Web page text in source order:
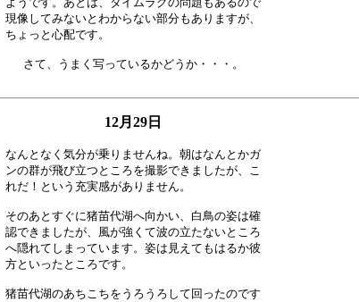
現像してみないとわからない部分もありますが、
ちょっと心配です。
さて、うまく写っているかどうか・・・。
12月29日
なんとなく気分が乗りませんね。朝はなんとかガ
ンの群が飛び立つところを撮影できましたが、こ
れだ！という充実感がありません。
そのあとすぐに猪苗代湖へ向かい、白鳥の姿は確
認できましたが、風が強くて波の立たないところ
へ隠れてしまっています。姿は見えてもはるか彼
方といったところです。
猪苗代湖のあちこちをうろうろして回ったのです